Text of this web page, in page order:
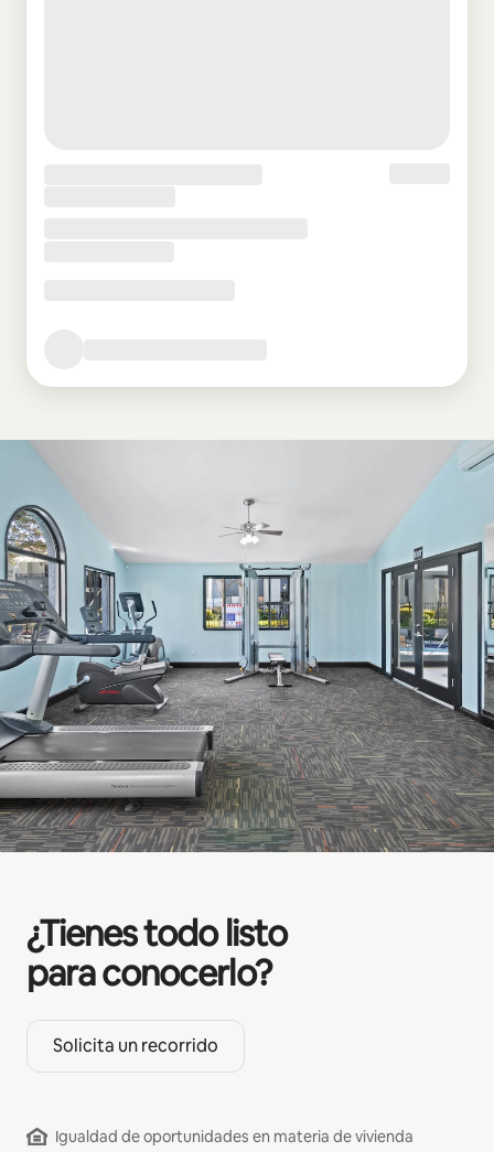
¿Tienes todo listo
para conocerlo?
Solicita un recorrido
Igualdad de oportunidades en materia de vivienda